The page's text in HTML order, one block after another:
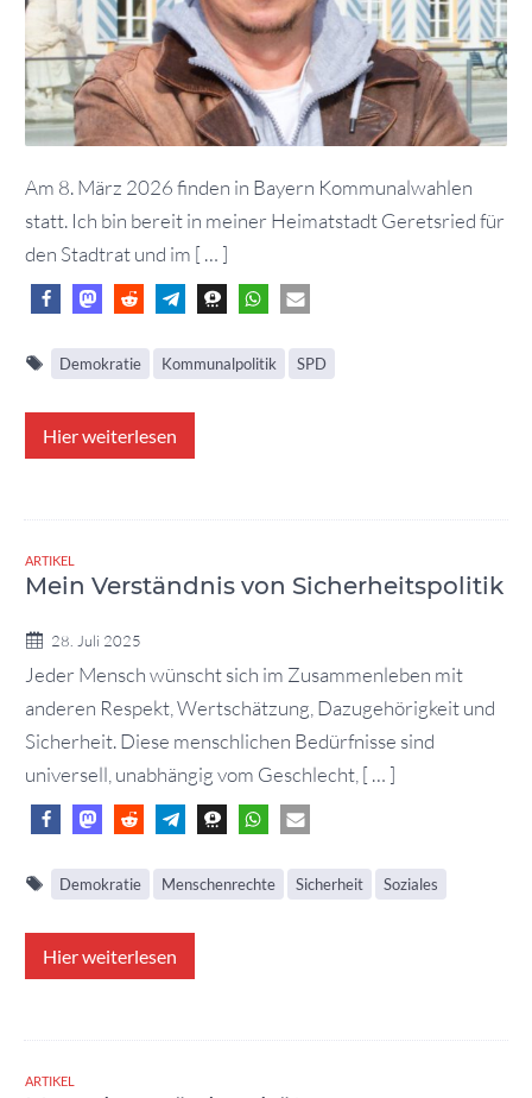
Am 8. März 2026 finden in Bayern Kommunalwahlen
statt. Ich bin bereit in meiner Heimatstadt Geretsried für
den Stadtrat und im [ … ]
Demokratie Kommunalpolitik SPD
Hier weiterlesen
ARTIKEL
Mein Verständnis von Sicherheitspolitik
28. Juli 2025
Jeder Mensch wünscht sich im Zusammenleben mit
anderen Respekt, Wertschätzung, Dazugehörigkeit und
Sicherheit. Diese menschlichen Bedürfnisse sind
universell, unabhängig vom Geschlecht, [ … ]
Demokratie Menschenrechte Sicherheit Soziales
Hier weiterlesen
ARTIKEL